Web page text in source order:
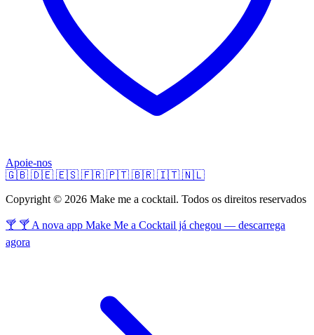
Apoie-nos
🇬🇧 🇩🇪 🇪🇸 🇫🇷 🇵🇹 🇧🇷 🇮🇹 🇳🇱
Copyright © 2026 Make me a cocktail. Todos os direitos reservados
🍸 🍸 A nova app Make Me a Cocktail já chegou — descarrega
agora